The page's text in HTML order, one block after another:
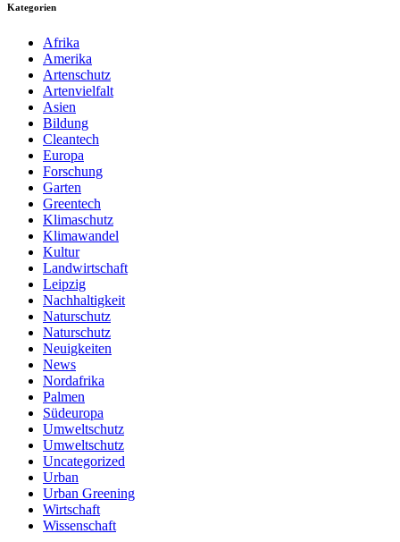
Kategorien
Afrika
Amerika
Artenschutz
Artenvielfalt
Asien
Bildung
Cleantech
Europa
Forschung
Garten
Greentech
Klimaschutz
Klimawandel
Kultur
Landwirtschaft
Leipzig
Nachhaltigkeit
Naturschutz
Naturschutz
Neuigkeiten
News
Nordafrika
Palmen
Südeuropa
Umweltschutz
Umweltschutz
Uncategorized
Urban
Urban Greening
Wirtschaft
Wissenschaft